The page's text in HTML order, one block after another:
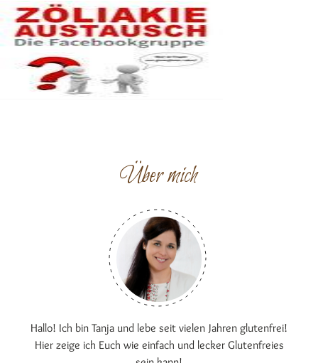
Über mich
Hallo! Ich bin Tanja und lebe seit vielen Jahren glutenfrei!
Hier zeige ich Euch wie einfach und lecker Glutenfreies